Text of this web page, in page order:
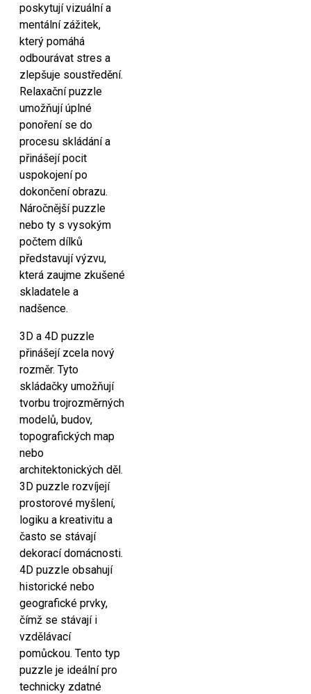
poskytují vizuální a
mentální zážitek,
který pomáhá
odbourávat stres a
zlepšuje soustředění.
Relaxační puzzle
umožňují úplné
ponoření se do
procesu skládání a
přinášejí pocit
uspokojení po
dokončení obrazu.
Náročnější puzzle
nebo ty s vysokým
počtem dílků
představují výzvu,
která zaujme zkušené
skladatele a
nadšence.
3D a 4D puzzle
přinášejí zcela nový
rozměr. Tyto
skládačky umožňují
tvorbu trojrozměrných
modelů, budov,
topografických map
nebo
architektonických děl.
3D puzzle rozvíjejí
prostorové myšlení,
logiku a kreativitu a
často se stávají
dekorací domácnosti.
4D puzzle obsahují
historické nebo
geografické prvky,
čímž se stávají i
vzdělávací
pomůckou. Tento typ
puzzle je ideální pro
technicky zdatné